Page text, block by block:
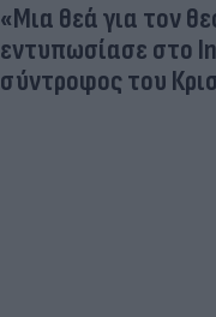
«Μια θεά για τον
εντυπωσίασε στο
σύντροφος του